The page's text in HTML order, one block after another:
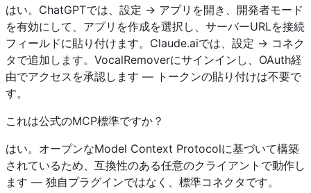
はい。ChatGPTでは、設定 → アプリを開き、開発者モード
を有効にして、アプリを作成を選択し、サーバーURLを接続
フィールドに貼り付けます。Claude.aiでは、設定 → コネク
タで追加します。VocalRemoverにサインインし、OAuth経
由でアクセスを承認します — トークンの貼り付けは不要で
す。
これは公式のMCP標準ですか？
はい。オープンなModel Context Protocolに基づいて構築
されているため、互換性のある任意のクライアントで動作し
ます — 独自プラグインではなく、標準コネクタです。